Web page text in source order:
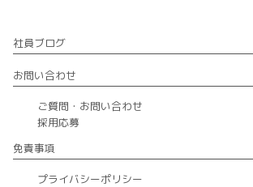
社員ブログ
お問い合わせ
ご質問・お問い合わせ
採用応募
免責事項
プライバシーポリシー